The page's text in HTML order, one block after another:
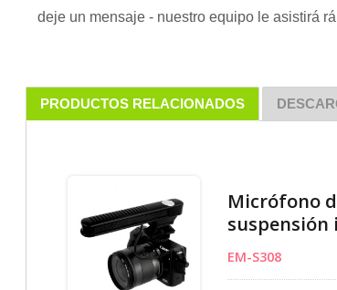
deje un mensaje - nuestro equipo le asistirá
PRODUCTOS RELACIONADOS
Micrófono
EM-S308